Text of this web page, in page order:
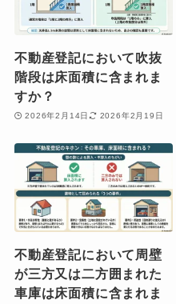
不動産登記において吹抜
階段は床面積に含まれま
すか？
2026年2月14日 2026年2月19日
不動産登記において周壁
が三方又は二方囲まれた
車庫は床面積に含まれま